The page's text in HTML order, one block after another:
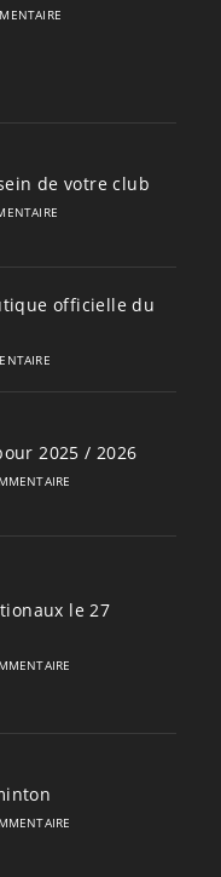
de votre club
officielle du
2025 / 2026
le 27